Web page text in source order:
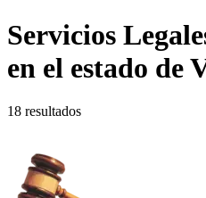
Servicios
en el estado de
18 resultados